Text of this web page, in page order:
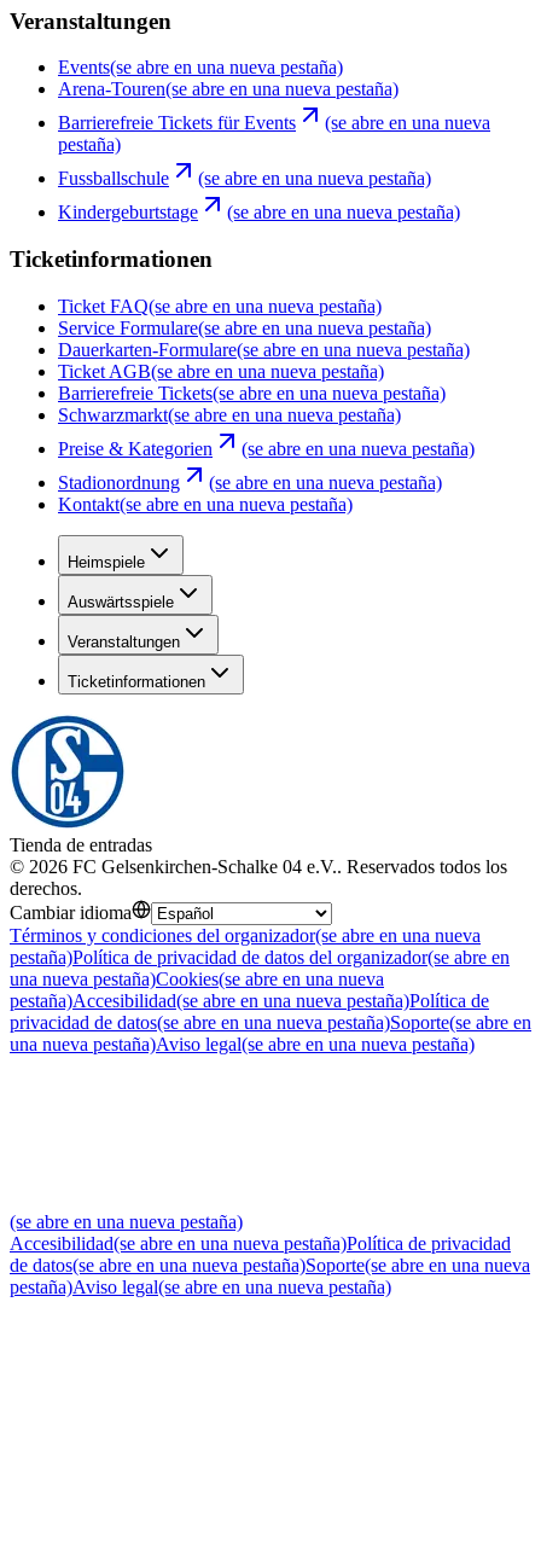
Veranstaltungen
Events(se abre en una nueva pestaña)
Arena-Touren(se abre en una nueva pestaña)
Barrierefreie Tickets für Events
(se abre en una nueva
pestaña)
Fussballschule
(se abre en una nueva pestaña)
Kindergeburtstage
(se abre en una nueva pestaña)
Ticketinformationen
Ticket FAQ(se abre en una nueva pestaña)
Service Formulare(se abre en una nueva pestaña)
Dauerkarten-Formulare(se abre en una nueva pestaña)
Ticket AGB(se abre en una nueva pestaña)
Barrierefreie Tickets(se abre en una nueva pestaña)
Schwarzmarkt(se abre en una nueva pestaña)
Preise & Kategorien
(se abre en una nueva pestaña)
Stadionordnung
(se abre en una nueva pestaña)
Kontakt(se abre en una nueva pestaña)
Heimspiele
Auswärtsspiele
Veranstaltungen
Ticketinformationen
Tienda de entradas
© 2026 FC Gelsenkirchen-Schalke 04 e.V.. Reservados todos los
derechos.
Cambiar idioma
Términos y condiciones del organizador(se abre en una nueva
pestaña)Política de privacidad de datos del organizador(se abre en
una nueva pestaña)Cookies(se abre en una nueva
pestaña)Accesibilidad(se abre en una nueva pestaña)Política de
privacidad de datos(se abre en una nueva pestaña)Soporte(se abre en
una nueva pestaña)Aviso legal(se abre en una nueva pestaña)
(se abre en una nueva pestaña)
Accesibilidad(se abre en una nueva pestaña)Política de privacidad
de datos(se abre en una nueva pestaña)Soporte(se abre en una nueva
pestaña)Aviso legal(se abre en una nueva pestaña)